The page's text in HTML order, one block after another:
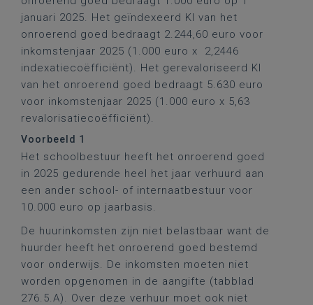
januari 2025. Het geïndexeerd KI van het
onroerend goed bedraagt 2.244,60 euro voor
inkomstenjaar 2025 (1.000 euro x 2,2446
indexatiecoëfficiënt). Het gerevaloriseerd KI
van het onroerend goed bedraagt 5.630 euro
voor inkomstenjaar 2025 (1.000 euro x 5,63
revalorisatiecoëfficiënt).
Voorbeeld 1
Het schoolbestuur heeft het onroerend goed
in 2025 gedurende heel het jaar verhuurd aan
een ander school- of internaatbestuur voor
10.000 euro op jaarbasis.
De huurinkomsten zijn niet belastbaar want de
huurder heeft het onroerend goed bestemd
voor onderwijs. De inkomsten moeten niet
worden opgenomen in de aangifte (tabblad
276.5.A). Over deze verhuur moet ook niet